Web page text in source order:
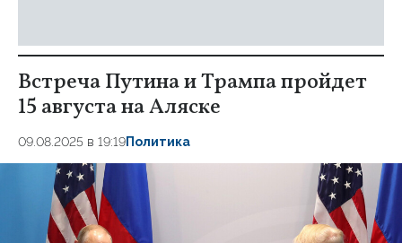
Встреча Путина и Трампа пройдет
15 августа на Аляске
09.08.2025 в 19:19Политика